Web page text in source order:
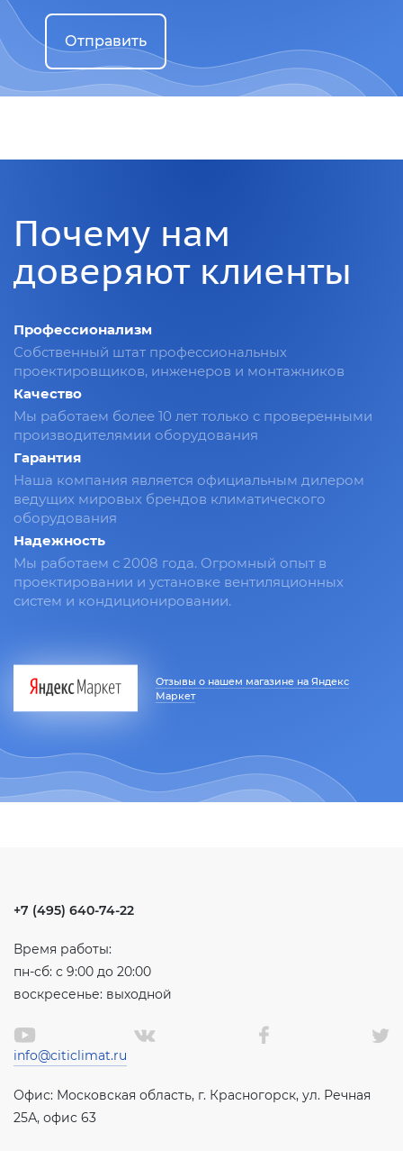
Отправить
Почему нам
доверяют клиенты
Профессионализм
Собственный штат профессиональных
проектировщиков, инженеров и монтажников
Качество
Мы работаем более 10 лет только с проверенными
производителямии оборудования
Гарантия
Наша компания является официальным дилером
ведущих мировых брендов климатического
оборудования
Надежность
Мы работаем с 2008 года. Огромный опыт в
проектировании и установке вентиляционных
систем и кондиционировании.
Отзывы о нашем магазине на Яндекс
Маркет
+7 (495) 640-74-22
Время работы:
пн-сб: с 9:00 до 20:00
воскресенье: выходной
info@citiclimat.ru
Офис: Московская область, г. Красногорск, ул. Речная
25А, офис 63